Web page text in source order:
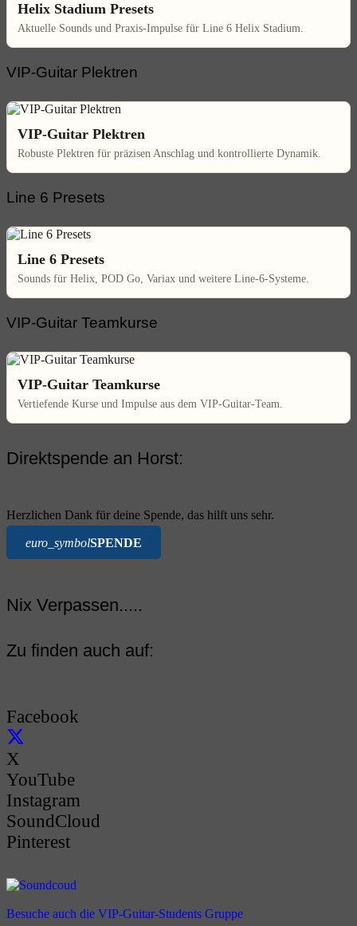
Helix Stadium Presets
Aktuelle Sounds und Praxis-Impulse für Line 6 Helix Stadium.
VIP-Guitar Plektren
VIP-Guitar Plektren
Robuste Plektren für präzisen Anschlag und kontrollierte Dynamik.
Line 6 Presets
Line 6 Presets
Sounds für Helix, POD Go, Variax und weitere Line-6-Systeme.
VIP-Guitar Teamkurse
VIP-Guitar Teamkurse
Vertiefende Kurse und Impulse aus dem VIP-Guitar-Team.
Direktspende an Horst:
Herzlichen Dank für deine Spende, das hilft uns sehr.
euro_symbolSPENDE
Nix Verpassen.....
Zu finden auch auf:
Facebook
X
YouTube
Instagram
SoundCloud
Pinterest
Besuche auch die VIP-Guitar-Students Gruppe